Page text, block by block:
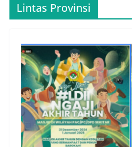
Lintas Provinsi